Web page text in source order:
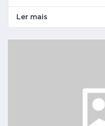
Ler mais